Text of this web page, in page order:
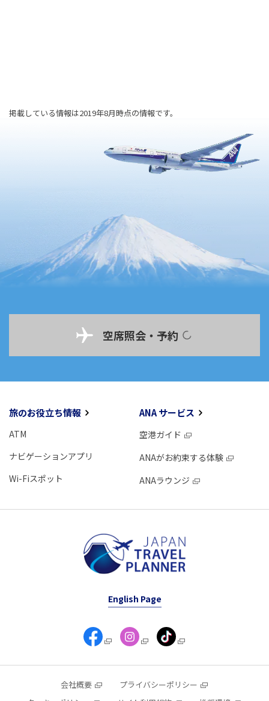
掲載している情報は2019年8月時点の情報です。
空席照会・予約
旅のお役立ち情報
ATM
ナビゲーションアプリ
Wi-Fiスポット
ANA サービス
空港ガイド
ANAがお約束する体験
ANAラウンジ
English Page
会社概要
プライバシーポリシー